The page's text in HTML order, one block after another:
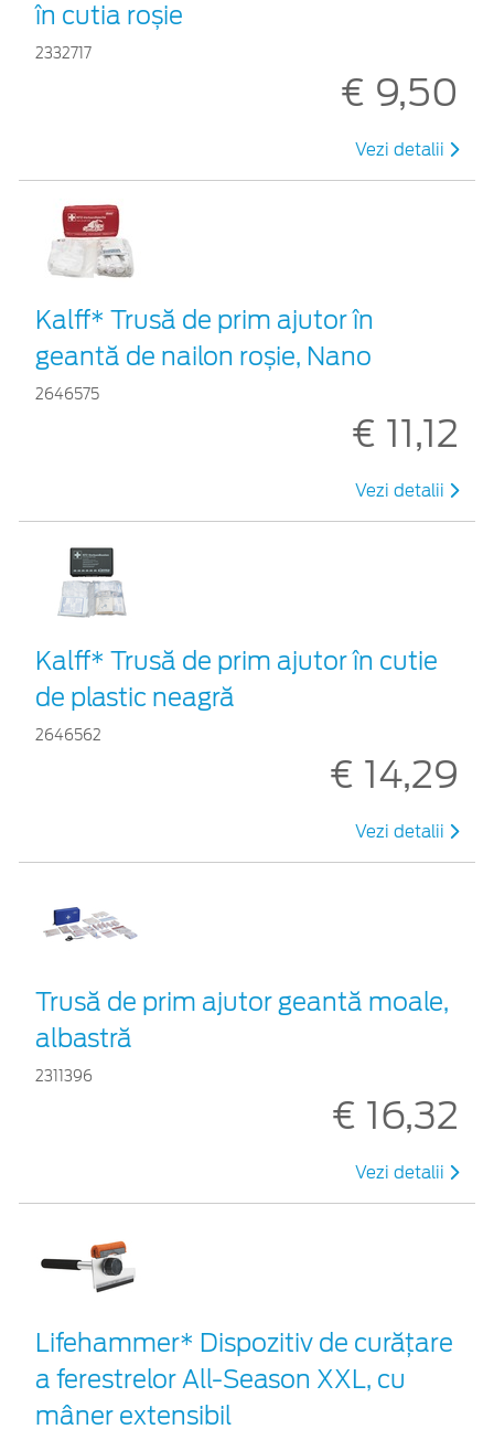
în cutia roșie
2332717
€ 9,50
Vezi detalii
Kalff* Trusă de prim ajutor în
geantă de nailon roșie, Nano
2646575
€ 11,12
Vezi detalii
Kalff* Trusă de prim ajutor în cutie
de plastic neagră
2646562
€ 14,29
Vezi detalii
Trusă de prim ajutor geantă moale,
albastră
2311396
€ 16,32
Vezi detalii
Lifehammer* Dispozitiv de curățare
a ferestrelor All-Season XXL, cu
mâner extensibil